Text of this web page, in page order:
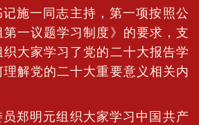
施一同志主持，第一项按照公
一议题学习制度》的要求，支
大家学习了党的二十大报告学
解党的二十大重要意义相关内
郑明元组织大家学习中国共产